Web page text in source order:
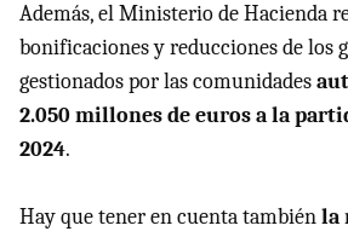
Además, el Ministerio de Hacienda
bonificaciones y reducciones de los
gestionados por las comunidades
2.050 millones de euros a la
2024.
Hay que tener en cuenta tambiénla